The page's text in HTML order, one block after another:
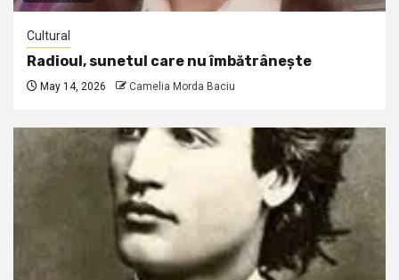
Cultural
Radioul, sunetul care nu îmbătrânește
May 14, 2026 Camelia Morda Baciu